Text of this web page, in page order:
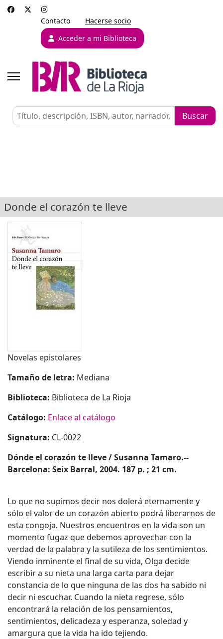
Contacto
Hacerse socio
Acceder a mi Biblioteca
Donde el corazón te lleve
Novelas epistolares
Tamaño de letra: Mediana
Biblioteca: Biblioteca de La Rioja
Catálogo: Enlace al catálogo
Signatura: CL-0022
Dónde el corazón te lleve / Susanna Tamaro.--
Barcelona: Seix Barral, 2004. 187 p. ; 21 cm.
Lo que no supimos decir nos dolerá eternamente y
sólo el valor de un corazón abierto podrá liberarnos de
esta congoja. Nuestros encuentros en la vida son un
momento fugaz que debemos aprovechar con la
verdad de la palabra y la sutileza de los sentimientos.
Viendo inminente el final de su vida, Olga decide
escribir a su nieta una larga carta para dejar
constancia de lo que ninguna de las dos ha sabido ni
decir ni escuchar. Cuando la nieta regrese, sólo
encontrará la relación de los pensamientos,
sentimientos, delicadeza y esperanza, soledad y
amargura que la vida ha ido tejiendo.